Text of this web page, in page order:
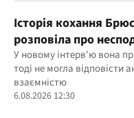
Історія кохання
розповіла про
стосунків
У новому інтерв'ю вона
тоді не могла відповісти
взаємністю
6.08.2026 12:30